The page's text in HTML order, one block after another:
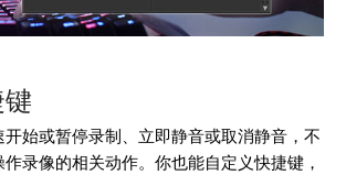
始或暂停录制、立即静音或取消静音，不
录像的相关动作。你也能自定义快捷键，